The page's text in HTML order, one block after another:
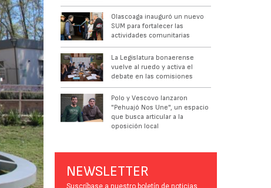
Olascoaga inauguró un nuevo
SUM para fortalecer las
actividades comunitarias
La Legislatura bonaerense
vuelve al ruedo y activa el
debate en las comisiones
Polo y Vescovo lanzaron
"Pehuajó Nos Une", un espacio
que busca articular a la
oposición local
NEWSLETTER
Suscríbase a nuestro boletín de noticias